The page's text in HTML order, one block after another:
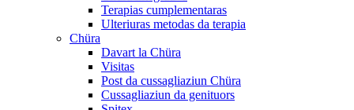
Terapias cumplementaras
Ulteriuras metodas da terapia
Chüra
Davart la Chüra
Visitas
Post da cussagliaziun Chüra
Cussagliaziun da genituors